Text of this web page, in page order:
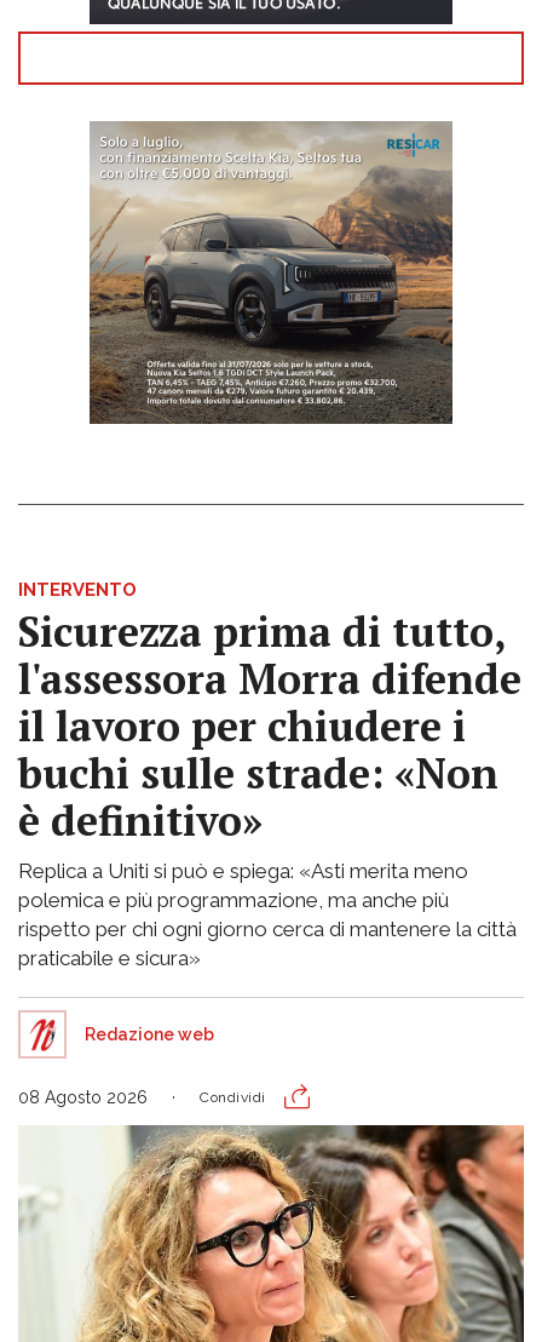
INTERVENTO
Sicurezza prima di tutto,
l'assessora Morra difende
il lavoro per chiudere i
buchi sulle strade: «Non
è definitivo»
Replica a Uniti si può e spiega: «Asti merita meno
polemica e più programmazione, ma anche più
rispetto per chi ogni giorno cerca di mantenere la città
praticabile e sicura»
Redazione web
08 Agosto 2026 Condividi